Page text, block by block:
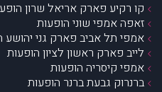
קו רקיע פארק אריאל שרון
זאפה אמפי שוני הופעות
אמפי תל אביב פארק גני יהושע
לייב פארק ראשון לציון הופעות
אמפי קיסריה הופעות
ברנרוק גבעת ברנר הופעות